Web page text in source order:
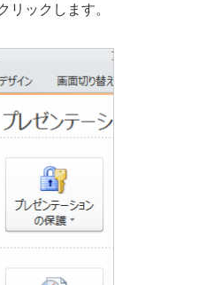
リックします。